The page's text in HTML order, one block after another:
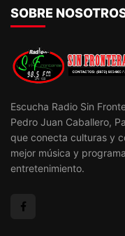
SOBRE
Escucha Radio Sin
Pedro Juan Caballero,
que conecta culturas y
mejor música y
entretenimiento.